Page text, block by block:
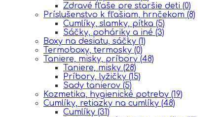
Zdravé fľaše pre staršie deti (0)
Príslušenstvo k fľašiam, hrnčekom (8)
Cumlíky, slamky, pítka (5)
Sáčky, poháriky a iné (3)
Boxy na desiatu, sáčky (1)
Termoboxy, termosky (0)
Taniere, misky, príbory (48)
Taniere, misky (28)
Príbory, lyžičky (15)
Sady tanierov (5)
Kozmetika, hygienické potreby (19)
Cumlíky, retiazky na cumlíky (48)
Cumlíky (31)